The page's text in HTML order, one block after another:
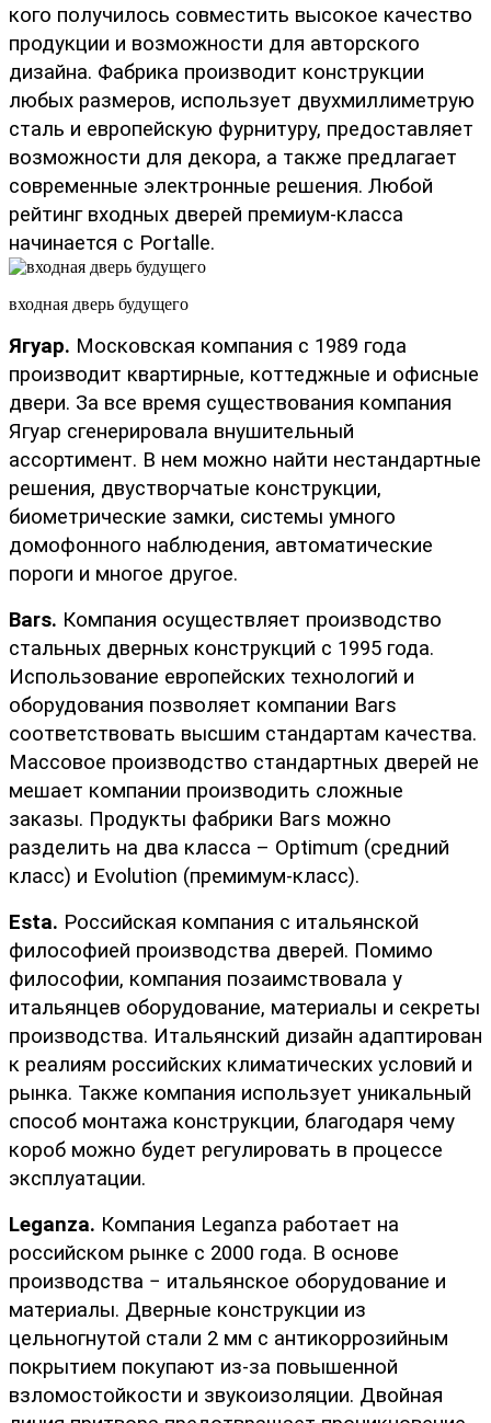
кого получилось совместить высокое качество
продукции и возможности для авторского
дизайна. Фабрика производит конструкции
любых размеров, использует двухмиллиметрую
сталь и европейскую фурнитуру, предоставляет
возможности для декора, а также предлагает
современные электронные решения. Любой
рейтинг входных дверей премиум-класса
начинается с Portalle.
входная дверь будущего
Ягуар. Московская компания с 1989 года
производит квартирные, коттеджные и офисные
двери. За все время существования компания
Ягуар сгенерировала внушительный
ассортимент. В нем можно найти нестандартные
решения, двустворчатые конструкции,
биометрические замки, системы умного
домофонного наблюдения, автоматические
пороги и многое другое.
Bars. Компания осуществляет производство
стальных дверных конструкций с 1995 года.
Использование европейских технологий и
оборудования позволяет компании Bars
соответствовать высшим стандартам качества.
Массовое производство стандартных дверей не
мешает компании производить сложные
заказы. Продукты фабрики Bars можно
разделить на два класса – Optimum (средний
класс) и Evolution (премимум-класс).
Esta. Российская компания с итальянской
философией производства дверей. Помимо
философии, компания позаимствовала у
итальянцев оборудование, материалы и секреты
производства. Итальянский дизайн адаптирован
к реалиям российских климатических условий и
рынка. Также компания использует уникальный
способ монтажа конструкции, благодаря чему
короб можно будет регулировать в процессе
эксплуатации.
Leganza. Компания Leganza работает на
российском рынке с 2000 года. В основе
производства − итальянское оборудование и
материалы. Дверные конструкции из
цельногнутой стали 2 мм с антикоррозийным
покрытием покупают из-за повышенной
взломостойкости и звукоизоляции. Двойная